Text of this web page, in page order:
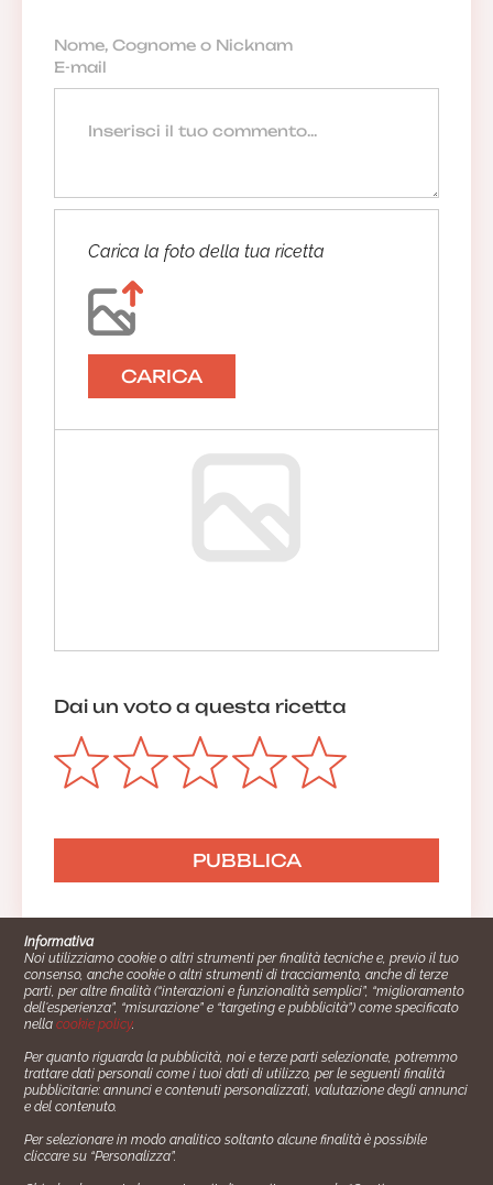
Carica la foto della tua ricetta
CARICA
Dai un voto a questa ricetta
Cucinare.it è un marchio commerciale di Impiego24.it s.r.l.
copyright 2014 - 2024 P.IVA: 03406490130
Azienda certiﬁcata ISO 27001 numero: SNR 73140386/89/I
- Azienda certiﬁcata ISO 9001 numero: SNR
Informativa
Noi utilizziamo cookie o altri strumenti per finalità tecniche e, previo il tuo
consenso, anche cookie o altri strumenti di tracciamento, anche di terze
parti, per altre finalità (“interazioni e funzionalità semplici”, “miglioramento
dell'esperienza”, “misurazione” e “targeting e pubblicità”) come specificato
nellacookie policy.
Per quanto riguarda la pubblicità, noi e terze parti selezionate, potremmo
trattare dati personali come i tuoi dati di utilizzo, per le seguenti finalità
pubblicitarie: annunci e contenuti personalizzati, valutazione degli annunci
e del contenuto.
Per selezionare in modo analitico soltanto alcune finalità è possibile
cliccare su “Personalizza”.